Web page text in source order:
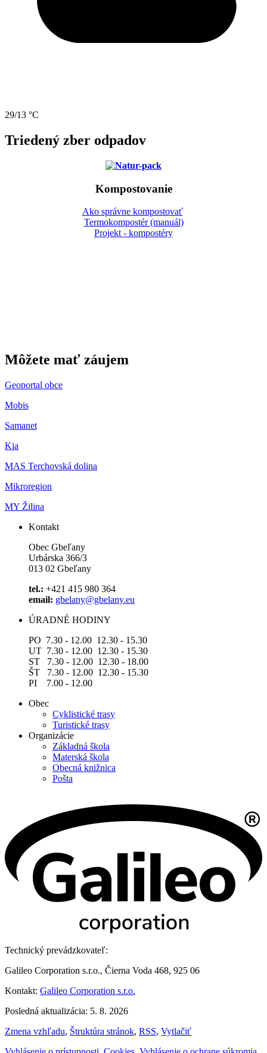
29/13 °C
Triedený zber odpadov
Kompostovanie
Ako správne kompostovať
Termokompostér (manuál)
Projekt - kompostéry
Môžete mať záujem
Geoportal obce
Mobis
Samanet
Kia
MAS Terchovská dolina
Mikroregion
MY Žilina
Kontakt
Obec Gbeľany
Urbárska 366/3
013 02 Gbeľany
tel.: +421 415 980 364
email: gbelany@gbelany.eu
ÚRADNÉ HODINY
PO 7.30 - 12.00 12.30 - 15.30
UT 7.30 - 12.00 12.30 - 15.30
ST 7.30 - 12.00 12.30 - 18.00
ŠT 7.30 - 12.00 12.30 - 15.30
PI 7.00 - 12.00
Obec
Cyklistické trasy
Turistické trasy
Organizácie
Základná škola
Materská škola
Obecná knižnica
Pošta
Technický prevádzkovateľ:
Galileo Corporation s.r.o., Čierna Voda 468, 925 06
Kontakt: Galileo Corporation s.r.o.
Posledná aktualizácia: 5. 8. 2026
Zmena vzhľadu, Štruktúra stránok, RSS, Vytlačiť